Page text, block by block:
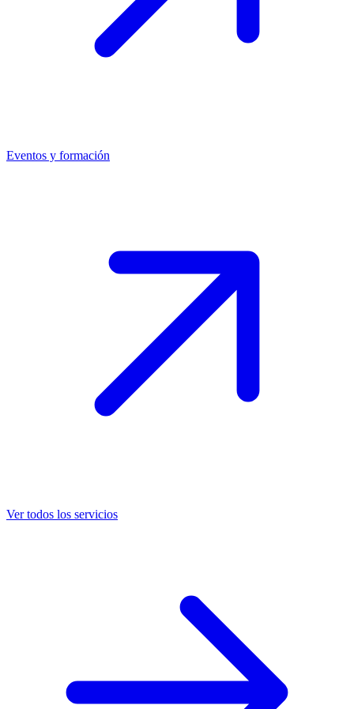
Eventos y formación
Ver todos los servicios